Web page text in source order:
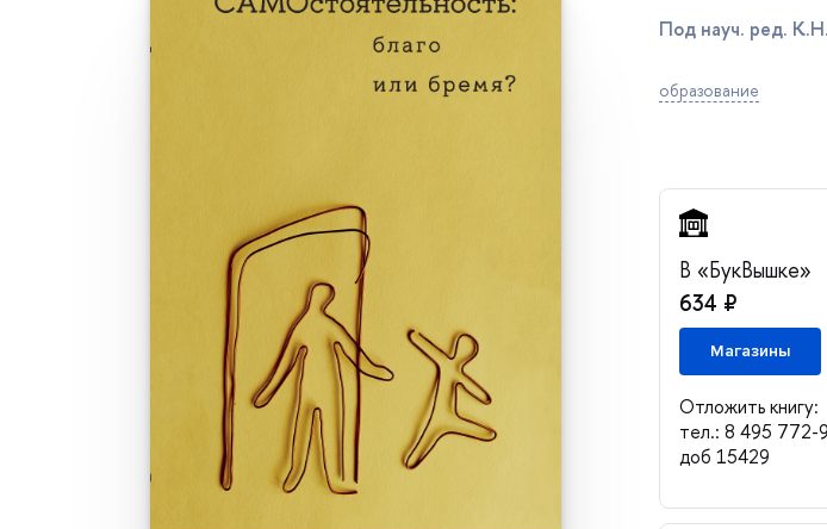
Под науч. ред.
образование
«БукВышке»
634 ₽
Магазины
Отложить книгу:
тел.: 8 495 772-
доб 15429